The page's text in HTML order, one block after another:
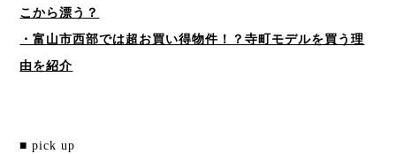
こから漂う？
・富山市西部では超お買い得物件！？寺町モデルを買う理
由を紹介
■ pick up